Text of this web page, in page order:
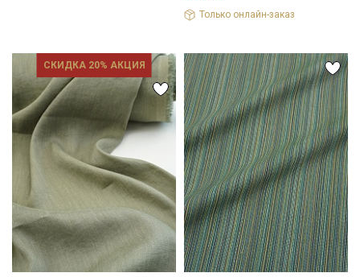
Только онлайн-заказ
СКИДКА 20% АКЦИЯ